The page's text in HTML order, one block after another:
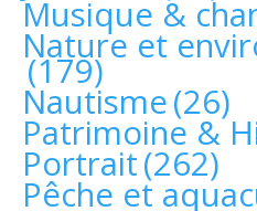
Musique &
Nature et
(179)
Nautisme(26)
Patrimoine &
Portrait(262)
Pêche et